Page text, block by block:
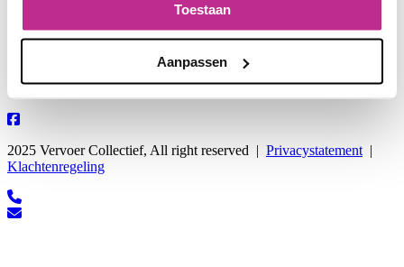
Toestaan
Aanpassen
Over ons
Werkwijze
Volg ons
2025 Vervoer Collectief, All right reserved | Privacystatement |
Klachtenregeling